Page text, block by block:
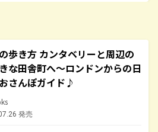
歩き方 カンタベリーと周辺の
な田舎町へ～ロンドンからの日
さんぽガイド♪
発売